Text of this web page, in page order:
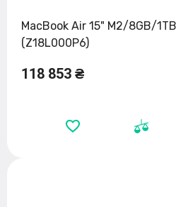
MacBook Air 15" M2/8GB/
(Z18L000P6)
118 853 ₴